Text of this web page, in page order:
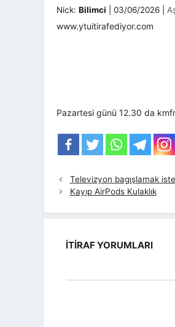
Nick: Bilimci 03/06/2026
www.ytuitirafediyor.com
Pazartesi günü 12.30 da
Televizyon bagışlamak
Kayıp AirPods Kulaklık
İTIRAF YORUMLARI